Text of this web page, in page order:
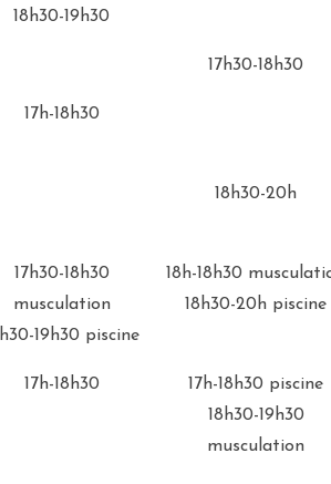
18h30-19h30
17h30-18h30
17h-18h30
18h30-20h
17h30-18h30
musculation
19h30 piscine
18h-18h30
18h30-20h piscine
17h-18h30
17h-18h30 piscine
18h30-19h30
musculation